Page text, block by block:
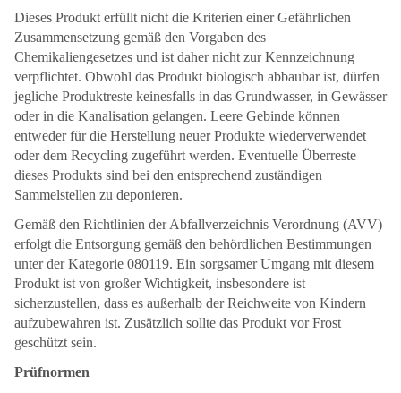
Dieses Produkt erfüllt nicht die Kriterien einer Gefährlichen
Zusammensetzung gemäß den Vorgaben des
Chemikaliengesetzes und ist daher nicht zur Kennzeichnung
verpflichtet. Obwohl das Produkt biologisch abbaubar ist, dürfen
jegliche Produktreste keinesfalls in das Grundwasser, in Gewässer
oder in die Kanalisation gelangen. Leere Gebinde können
entweder für die Herstellung neuer Produkte wiederverwendet
oder dem Recycling zugeführt werden. Eventuelle Überreste
dieses Produkts sind bei den entsprechend zuständigen
Sammelstellen zu deponieren.
Gemäß den Richtlinien der Abfallverzeichnis Verordnung (AVV)
erfolgt die Entsorgung gemäß den behördlichen Bestimmungen
unter der Kategorie 080119. Ein sorgsamer Umgang mit diesem
Produkt ist von großer Wichtigkeit, insbesondere ist
sicherzustellen, dass es außerhalb der Reichweite von Kindern
aufzubewahren ist. Zusätzlich sollte das Produkt vor Frost
geschützt sein.
Prüfnormen